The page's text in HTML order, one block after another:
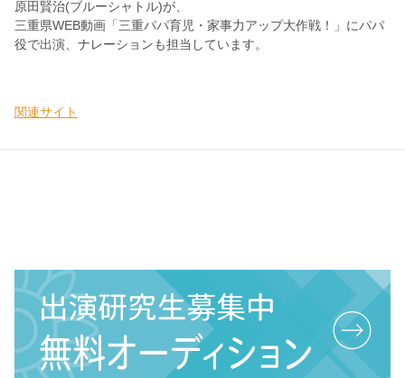
原田賢治(ブルーシャトル)が、
三重県WEB動画「三重パパ育児・家事力アップ大作戦！」にパパ
役で出演、ナレーションも担当しています。
関連サイト